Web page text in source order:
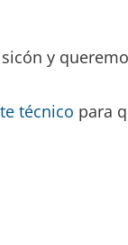
y
técnico para